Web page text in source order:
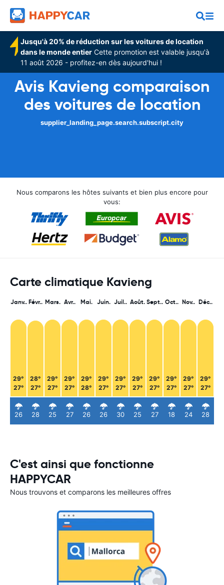
Jusqu'à 20% de réduction sur les voitures de location
dans le monde entier Cette promotion est valable jusqu'à
11 août 2026 - profitez-en dès aujourd'hui !
Avis Kavieng comparaison
des voitures de location
supplier_landing_page.search.subscript.city
Nous comparons les hôtes suivants et bien plus encore pour
vous:
Carte climatique Kavieng
Janv..
29°
27°
26
Févr..
28°
27°
28
Mars.
29°
27°
25
Avr..
29°
27°
27
Mai.
29°
28°
26
Juin.
29°
27°
26
Juil..
29°
27°
30
Août.
29°
27°
25
Sept..
29°
27°
27
Oct..
29°
27°
18
Nov..
29°
27°
24
Déc..
29°
27°
28
C'est ainsi que fonctionne
HAPPYCAR
Nous trouvons et comparons les meilleures offres